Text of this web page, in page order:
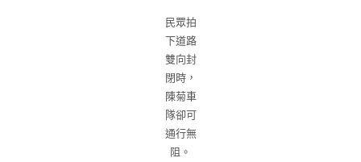
民眾拍
下道路
雙向封
閉時，
陳菊車
隊卻可
通行無
阻。